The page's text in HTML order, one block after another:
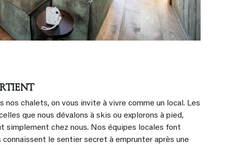
nos chalets, on vous invite à vivre comme un local. Les
que nous dévalons à skis ou explorons à pied,
simplement chez nous. Nos équipes locales font
le sentier secret à emprunter après une